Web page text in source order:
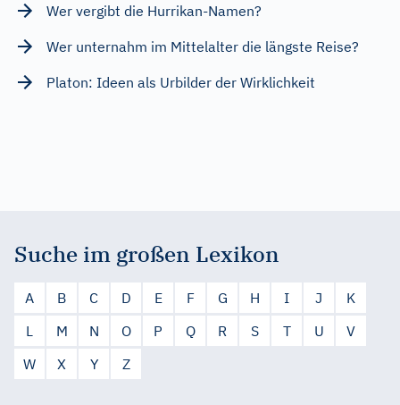
Wer vergibt die Hurrikan-Namen?
Wer unternahm im Mittelalter die längste Reise?
Platon: Ideen als Urbilder der Wirklichkeit
Suche im großen Lexikon
A B C D E F G H I J
K
L
M N O P Q R S T U
V
W
X Y Z